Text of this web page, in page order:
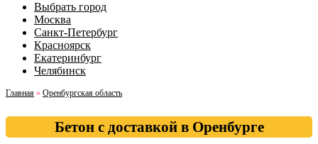
Выбрать город
Москва
Санкт-Петербург
Красноярск
Екатеринбург
Челябинск
Главная » Оренбургская область
Бетон с доставкой в Оренбурге